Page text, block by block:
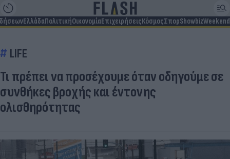
ΕλλάδαΠολιτικήΟικονομίαΕπιχειρήσειςΚόσμοςΣπορShowbizWeekend
LIFE
Τι πρέπει να προσέχουμε όταν οδηγούμε σε
συνθήκες βροχής και έντονης
ολισθηρότητας